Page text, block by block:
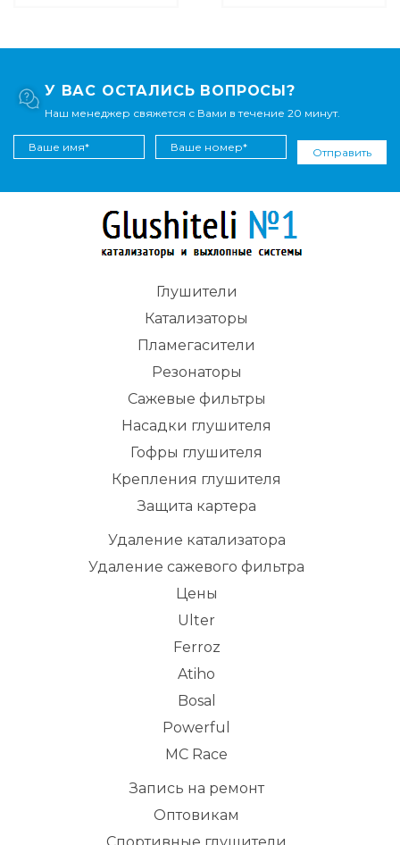
У ВАС ОСТАЛИСЬ ВОПРОСЫ?
Наш менеджер свяжется с Вами в течение 20 минут.
Отправить
Глушители
Катализаторы
Пламегасители
Резонаторы
Сажевые фильтры
Насадки глушителя
Гофры глушителя
Крепления глушителя
Защита картера
Удаление катализатора
Удаление сажевого фильтра
Цены
Ulter
Ferroz
Atiho
Bosal
Powerful
MC Race
Запись на ремонт
Оптовикам